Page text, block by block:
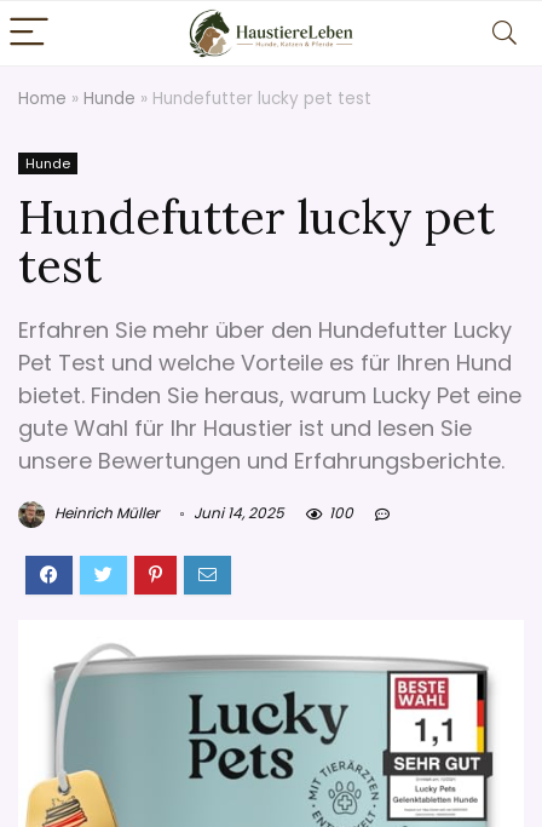
Home » Hunde » Hundefutter lucky pet test
Hunde
Hundefutter lucky pet
test
Erfahren Sie mehr über den Hundefutter Lucky
Pet Test und welche Vorteile es für Ihren Hund
bietet. Finden Sie heraus, warum Lucky Pet eine
gute Wahl für Ihr Haustier ist und lesen Sie
unsere Bewertungen und Erfahrungsberichte.
Heinrich Müller Juni 14, 2025 100